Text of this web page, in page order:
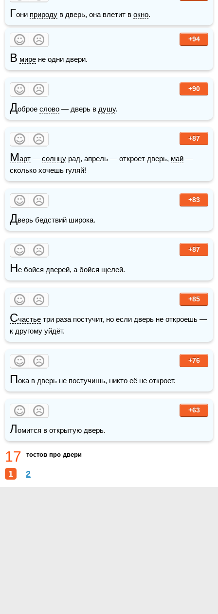
Гони природу в дверь, она влетит в окно.
+94
В мире не одни двери.
+90
Доброе слово — дверь в душу.
+87
Март — солнцу рад, апрель — откроет дверь, май —
сколько хочешь гуляй!
+83
Дверь бедствий широка.
+87
Не бойся дверей, а бойся щелей.
+85
Счастье три раза постучит, но если дверь не откроешь —
к другому уйдёт.
+76
Пока в дверь не постучишь, никто её не откроет.
+63
Ломится в открытую дверь.
17 тостов про двери
1 2